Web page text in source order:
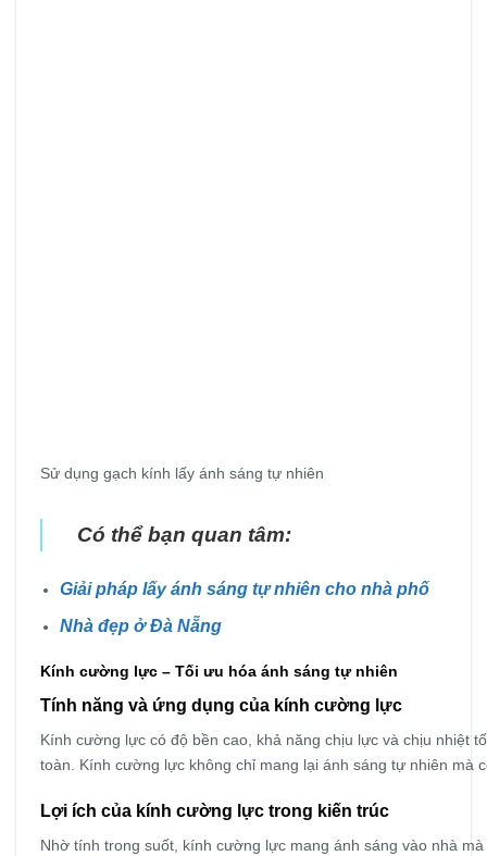
Sử dụng gạch kính lấy ánh sáng tự nhiên
Có thể bạn quan tâm:
Giải pháp lấy ánh sáng tự nhiên cho nhà phố
Nhà đẹp ở Đà Nẵng
Kính cường lực – Tối ưu hóa ánh sáng tự nhiên
Tính năng và ứng dụng của kính cường lực
Kính cường lực có độ bền cao, khả năng chịu lực và chịu nhiệt
toàn. Kính cường lực không chỉ mang lại ánh sáng tự nhiên mà
Lợi ích của kính cường lực trong kiến trúc
Nhờ tính trong suốt, kính cường lực mang ánh sáng vào nhà